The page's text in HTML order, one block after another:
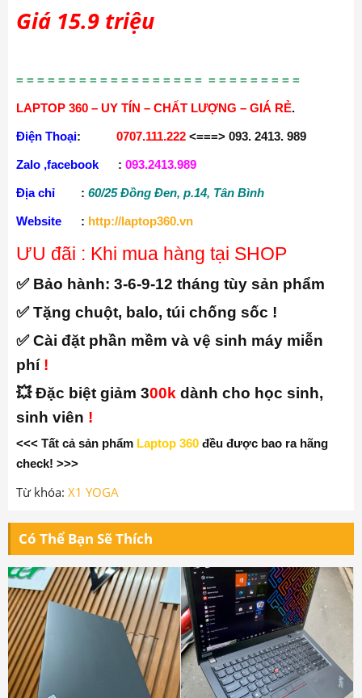
Giá 15.9 triệu
= = = = = = = = = = = = = = = = = = = = = = = = = = =
LAPTOP 360 – UY TÍN – CHẤT LƯỢNG – GIÁ RẺ.
Điện Thoại: 0707.111.222 <===> 093. 2413. 989
Zalo ,facebook : 093.2413.989
Địa chỉ : 60/25 Đồng Đen, p.14, Tân Bình
Website : http://laptop360.vn
ƯU đãi : Khi mua hàng tại SHOP
✅ Bảo hành: 3-6-9-12 tháng tùy sản phẩm
✅ Tặng chuột, balo, túi chống sốc !
✅ Cài đặt phần mềm và vệ sinh máy miễn
phí !
💥 Đặc biệt giảm 300k dành cho học sinh,
sinh viên !
<<< Tất cả sản phẩm Laptop 360 đều được bao ra hãng
check! >>>
Từ khóa: X1 YOGA
Có Thể Bạn Sẽ Thích